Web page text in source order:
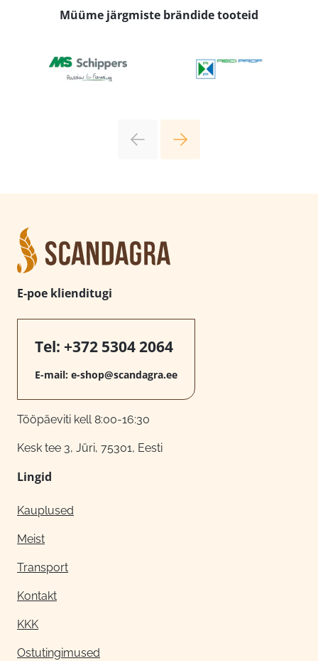
Müüme järgmiste brändide tooteid
E-poe klienditugi
Tel: +372 5304 2064
E-mail: e-shop@scandagra.ee
Tööpäeviti kell 8:00-16:30
Kesk tee 3, Jüri, 75301, Eesti
Lingid
Kauplused
Meist
Transport
Kontakt
KKK
Ostutingimused